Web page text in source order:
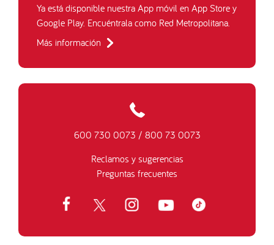
Ya está disponible nuestra App móvil en App Store y
Google Play. Encuéntrala como Red Metropolitana.
Más información
600 730 0073 / 800 73 0073
Reclamos y sugerencias
Preguntas frecuentes